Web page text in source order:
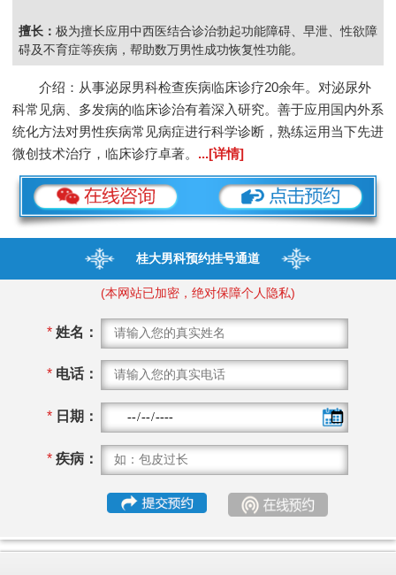
擅长： 极为擅长应用中西医结合诊治勃起功能障碍、早泄、性欲障
碍及不育症等疾病，帮助数万男性成功恢复性功能。
介绍：从事泌尿男科检查疾病临床诊疗20余年。对泌尿外
科常见病、多发病的临床诊治有着深入研究。善于应用国内外系
统化方法对男性疾病常见病症进行科学诊断，熟练运用当下先进
微创技术治疗，临床诊疗卓著。 ...[详情]
桂大男科预约挂号通道
(本网站已加密，绝对保障个人隐私)
*姓名：
*电话：
*日期：
*疾病：